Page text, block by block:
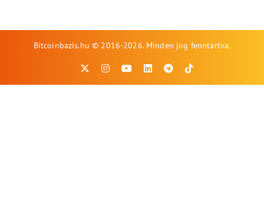
Bitcoinbazis.hu © 2016-2026. Minden jog fenntartva.